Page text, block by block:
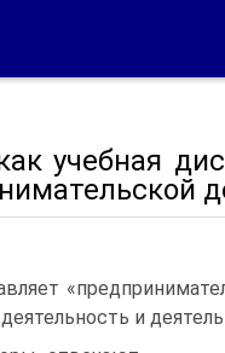
учебная
и